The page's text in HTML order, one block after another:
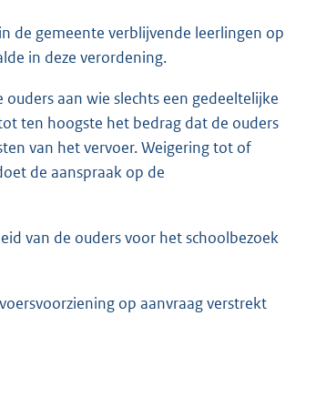
de gemeente verblijvende leerlingen op
in deze verordening.
aan wie slechts een gedeeltelijke
ten hoogste het bedrag dat de ouders
van het vervoer. Weigering tot of
de aanspraak op de
van de ouders voor het schoolbezoek
op aanvraag verstrekt